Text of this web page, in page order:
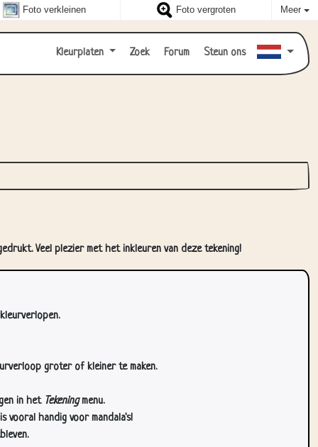
Foto verkleinen Foto vergroten Meer
Kleurplaten Zoek Forum Steun ons
Veel plezier met het inkleuren van deze tekening!
groter of kleiner te maken.
in het Tekeningmenu.
vooral handig voor mandala's!